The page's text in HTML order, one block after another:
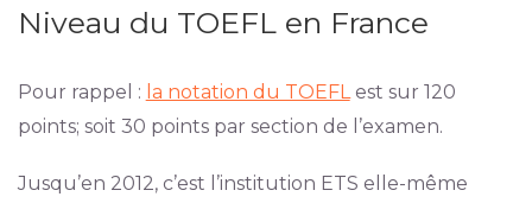
Niveau du TOEFL en France
Pour rappel : la notation du TOEFL est sur 120
points; soit 30 points par section de l’examen.
Jusqu’en 2012, c’est l’institution ETS elle-même